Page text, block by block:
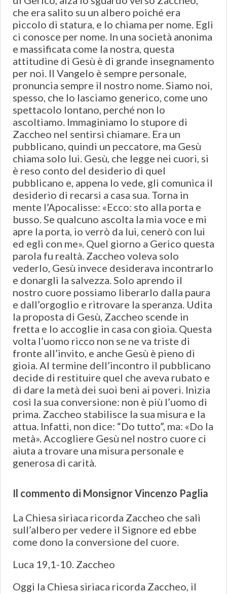
che era salito su un albero poiché era
piccolo di statura, e lo chiama per nome. Egli
ci conosce per nome. In una società anonima
e massificata come la nostra, questa
attitudine di Gesù è di grande insegnamento
per noi. Il Vangelo è sempre personale,
pronuncia sempre il nostro nome. Siamo noi,
spesso, che lo lasciamo generico, come uno
spettacolo lontano, perché non lo
ascoltiamo. Immaginiamo lo stupore di
Zaccheo nel sentirsi chiamare. Era un
pubblicano, quindi un peccatore, ma Gesù
chiama solo lui. Gesù, che legge nei cuori, si
è reso conto del desiderio di quel
pubblicano e, appena lo vede, gli comunica il
desiderio di recarsi a casa sua. Torna in
mente l’Apocalisse: «Ecco: sto alla porta e
busso. Se qualcuno ascolta la mia voce e mi
apre la porta, io verrò da lui, cenerò con lui
ed egli con me». Quel giorno a Gerico questa
parola fu realtà. Zaccheo voleva solo
vederlo, Gesù invece desiderava incontrarlo
e donargli la salvezza. Solo aprendo il
nostro cuore possiamo liberarlo dalla paura
e dall’orgoglio e ritrovare la speranza. Udita
la proposta di Gesù, Zaccheo scende in
fretta e lo accoglie in casa con gioia. Questa
volta l’uomo ricco non se ne va triste di
fronte all’invito, e anche Gesù è pieno di
gioia. Al termine dell’incontro il pubblicano
decide di restituire quel che aveva rubato e
di dare la metà dei suoi beni ai poveri. Inizia
così la sua conversione: non è più l’uomo di
prima. Zaccheo stabilisce la sua misura e la
attua. Infatti, non dice: “Do tutto”, ma: «Do la
metà». Accogliere Gesù nel nostro cuore ci
aiuta a trovare una misura personale e
generosa di carità.
Il commento di Monsignor Vincenzo Paglia
La Chiesa siriaca ricorda Zaccheo che salì
sull’albero per vedere il Signore ed ebbe
come dono la conversione del cuore.
Luca 19,1-10. Zaccheo
Oggi la Chiesa siriaca ricorda Zaccheo, il